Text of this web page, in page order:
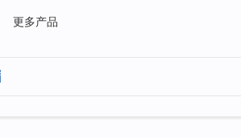
更多产品